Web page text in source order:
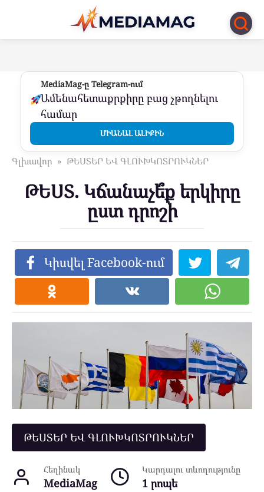
Перейти
контенту
MediaMag-ը Telegram-ում
Ամենահետաքրքիրը բաց չթողնելու
համար
ՄԻԱՆԱԼ ԱԼԻՔԻՆ
Գլխավոր » ԹԵՍՏԵՐ ԵՎ ԳԼՈՒԽԿՈՏՐՈՒԿՆԵՐ
ԹԵՍՏ. Կճանաչե՞ք երկիրը
ըստ դրոշի
Կիսվել Facebook-ում
ԹԵՍՏԵՐ ԵՎ ԳԼՈՒԽԿՈՏՐՈՒԿՆԵՐ
Հեղինակ
MediaMag
Կարդալու տևողությունը
1 րոպե